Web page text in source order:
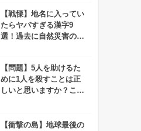
【戦慄】地名に入ってい
たらヤバすぎる漢字9
選！過去に自然災害の歴
【問題】5人を助けるた
めに1人を殺すことは正
しいと思いますか？この
【衝撃の島】地球最後の